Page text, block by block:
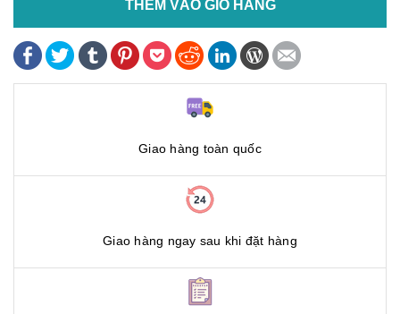
THÊM VÀO GIỎ HÀNG
Giao hàng toàn quốc
Giao hàng ngay sau khi đặt hàng